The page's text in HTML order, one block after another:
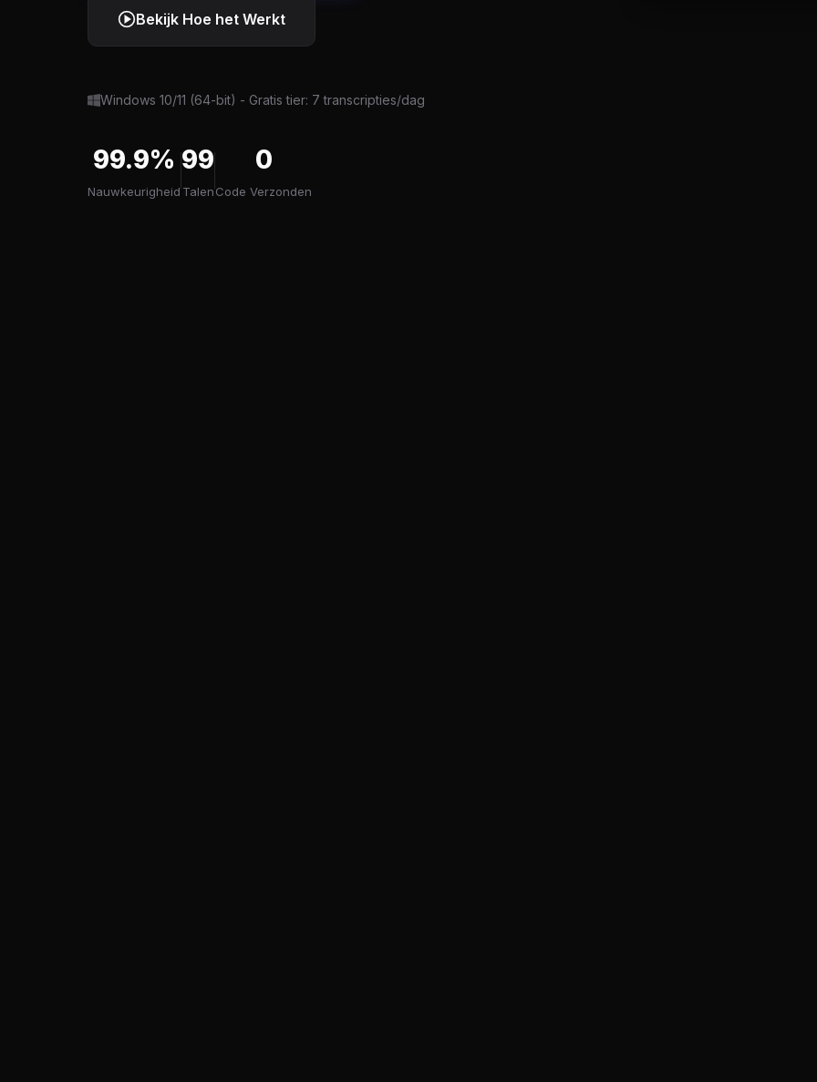
Bekijk Hoe het Werkt
Windows 10/11 (64-bit) - Gratis tier: 7 transcripties/dag
99.9%
Nauwkeurigheid
99
Talen
0
Code Verzonden